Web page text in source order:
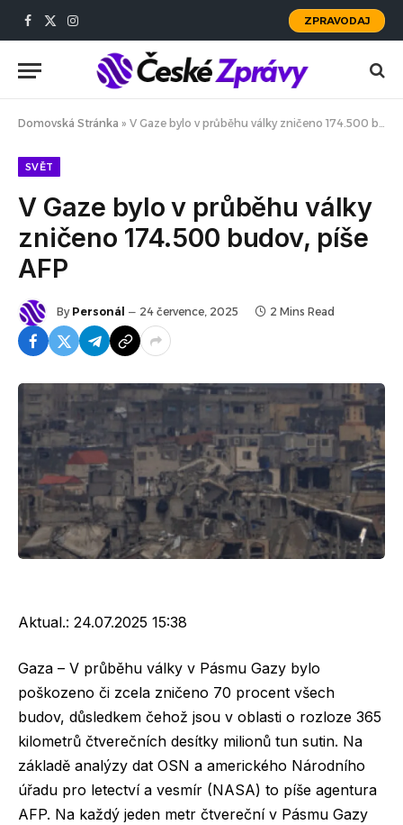
Facebook
X
Instagram
ZPRAVODAJ
Domovská Stránka » V Gaze bylo v průběhu války zničeno 174.500 budov, píše AFP
SVĚT
V Gaze bylo v průběhu války
zničeno 174.500 budov, píše
AFP
By Personál 24 července, 2025 2 Mins Read
Aktual.: 24.07.2025 15:38
Gaza – V průběhu války v Pásmu Gazy bylo
poškozeno či zcela zničeno 70 procent všech
budov, důsledkem čehož jsou v oblasti o rozloze 365
kilometrů čtverečních desítky milionů tun sutin. Na
základě analýzy dat OSN a amerického Národního
úřadu pro letectví a vesmír (NASA) to píše agentura
AFP. Na každý jeden metr čtvereční v Pásmu Gazy